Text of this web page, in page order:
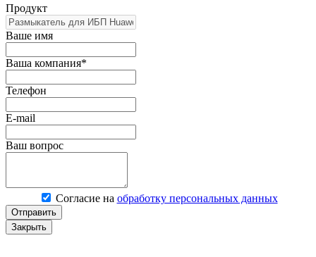
Продукт
Ваше имя
Ваша компания*
Телефон
E-mail
Ваш вопрос
Согласие на обработку персональных данных
Отправить
Закрыть